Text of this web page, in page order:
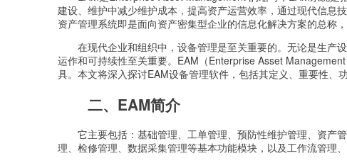
建设、维护中减少维护成本，提高资产运营效率，通过现代信息
资产管理系统即是面向资产密集型企业的信息化解决方案的总称
在现代企业和组织中，设备管理是至关重要的。无论是生产
运作和可持续性至关重要。EAM（Enterprise Asset
具。本文将深入探讨EAM设备管理软件，包括其定义、重要性、
二、EAM简介
它主要包括：基础管理、工单管理、预防性维护管理、资产
理、检修管理、数据采集管理等基本功能模块，以及工作流管理、